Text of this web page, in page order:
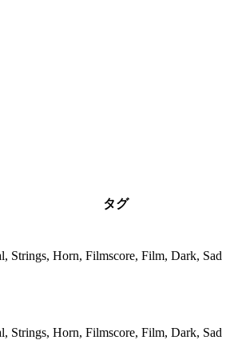
タグ
Strings, Horn, Filmscore, Film, Dark, Sad
Strings, Horn, Filmscore, Film, Dark, Sad